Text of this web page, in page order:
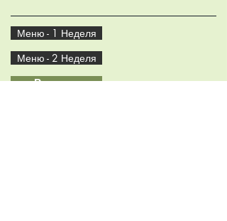
Меню - 1 Неделя
Меню - 2 Неделя
Рецепты